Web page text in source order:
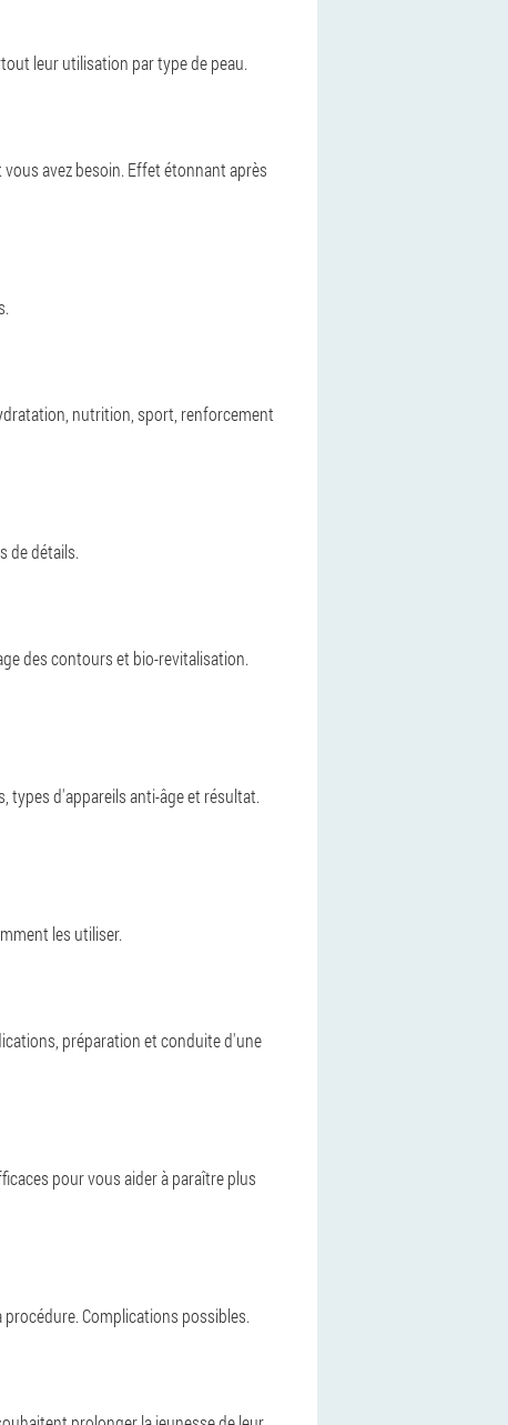
leur utilisation par type de peau.
avez besoin. Effet étonnant après
nutrition, sport, renforcement
de détails.
des contours et bio-revitalisation.
types d'appareils anti-âge et résultat.
les utiliser.
préparation et conduite d'une
pour vous aider à paraître plus
Complications possibles.